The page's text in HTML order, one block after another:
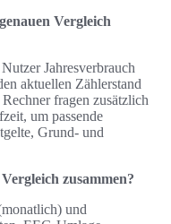
Vergleich
Jahresverbrauch
aktuellen Zählerstand
fragen zusätzlich
um passende
Grund- und
zusammen?
und